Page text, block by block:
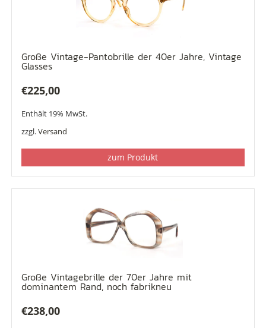
Große Vintage-Pantobrille der 40er Jahre, Vintage
Glasses
€225,00
Enthält 19% MwSt.
zzgl.Versand
zum Produkt
Große Vintagebrille der 70er Jahre mit
dominantem Rand, noch fabrikneu
€238,00